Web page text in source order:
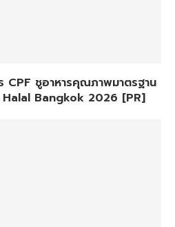
CPF ชูอาหารคุณภาพมาตรฐาน
Halal Bangkok 2026 [PR]